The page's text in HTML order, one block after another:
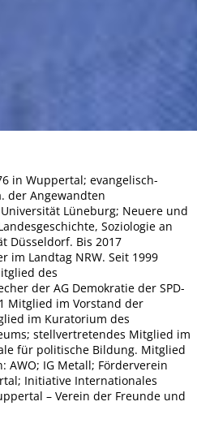
in Wuppertal; evangelisch-
der Angewandten
Lüneburg; Neuere und
Soziologie an
Düsseldorf. Bis 2017
im Landtag NRW. Seit 1999
des
der AG Demokratie der SPD-
Mitglied im Vorstand der
im Kuratorium des
stellvertretendes Mitglied im
für politische Bildung. Mitglied
AWO; IG Metall; Förderverein
Initiative Internationales
– Verein der Freunde und